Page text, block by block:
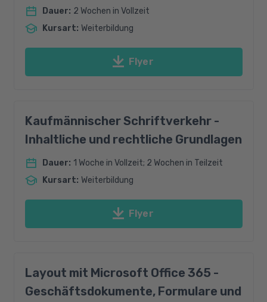
Dauer: 2 Wochen in Vollzeit
Kursart: Weiterbildung
Flyer
Kaufmännischer Schriftverkehr -
Inhaltliche und rechtliche Grundlagen
Dauer: 1 Woche in Vollzeit; 2 Wochen in Teilzeit
Kursart: Weiterbildung
Flyer
Layout mit Microsoft Office 365 -
Geschäftsdokumente, Formulare und